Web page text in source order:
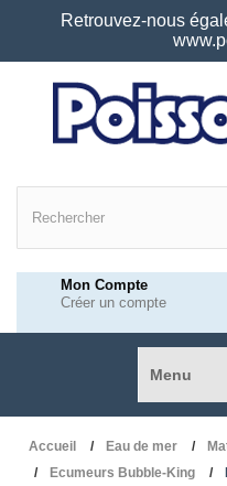
Retrouvez-nous
Mon Compte
Créer un compte
Menu
Accueil Eau de mer
Ecumeurs Bubble-King